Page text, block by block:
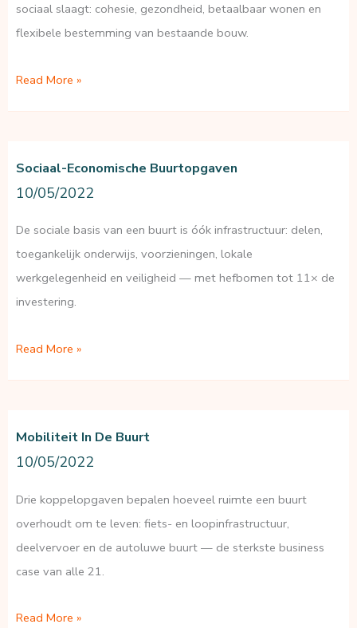
sociaal slaagt: cohesie, gezondheid, betaalbaar wonen en
flexibele bestemming van bestaande bouw.
Stedelijke
buurt
Read More »
Sociaal-Economische Buurtopgaven
10/05/2022
De sociale basis van een buurt is óók infrastructuur: delen,
toegankelijk onderwijs, voorzieningen, lokale
werkgelegenheid en veiligheid — met hefbomen tot 11× de
investering.
Sociaal-
Read More »
Mobiliteit In De Buurt
10/05/2022
Drie koppelopgaven bepalen hoeveel ruimte een buurt
overhoudt om te leven: fiets- en loopinfrastructuur,
deelvervoer en de autoluwe buurt — de sterkste business
case van alle 21.
Mobiliteit
Read More »